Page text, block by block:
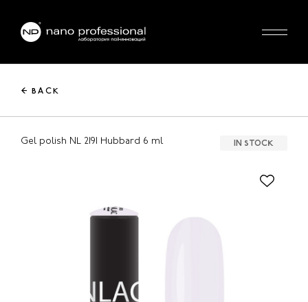
← BACK
Gel polish NL 2191 Hubbard 6 ml IN STOCK